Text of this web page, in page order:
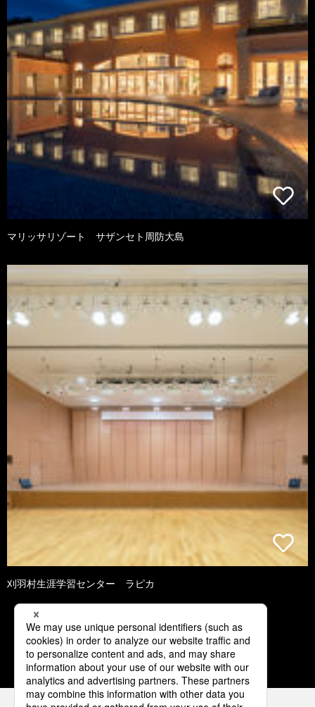
マリッサリゾート サザンセト周防大島
刈羽村生涯学習センター ラピカ
1 2 3 4 5